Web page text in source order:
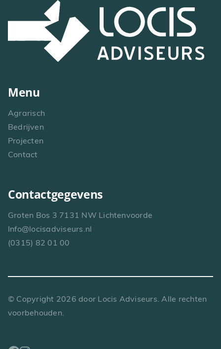
Menu
Agrarisch
Bedrijven
Projecten
Contact
Contactgegevens
Groten Bos 3 7131 NW Lichtenvoorde
Info@locisadviseurs.nl
(0315) 82 01 00
© Copyright 2026 door Locis Adviseurs. Alle rechten
voorbehouden.